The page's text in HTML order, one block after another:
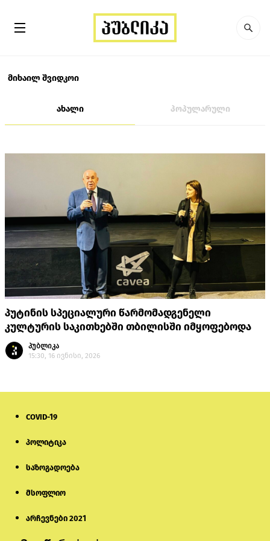
მიხაილ შვიდკოი
ახალი პოპულარული
პუტინის სპეციალური წარმომადგენელი
კულტურის საკითხებში თბილისში იმყოფებოდა
პუბლიკა
15:30, 16 ივნისი, 2026
COVID-19
პოლიტიკა
საზოგადოება
მსოფლიო
არჩევნები 2021